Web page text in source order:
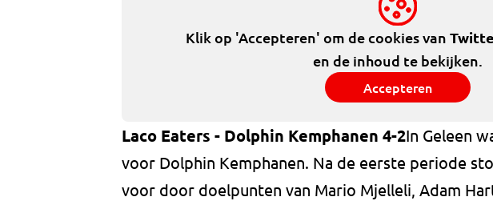
Klik op 'Accepteren' om de cookies van
en de inhoud te bekijken.
Accepteren
Laco Eaters - Dolphin Kemphanen 4-2In Geleen
voor Dolphin Kemphanen. Na de eerste periode
voor door doelpunten van Mario Mjelleli, Adam